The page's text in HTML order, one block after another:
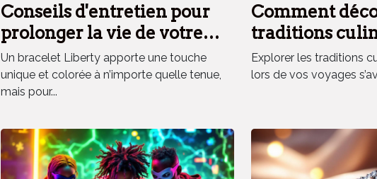
Conseils d'entretien pour
prolonger la vie de votre
bracelet Liberty
Un bracelet Liberty apporte une touche
unique et colorée à n’importe quelle tenue,
mais pour...
Comment
traditions
françaises lors
voyages ?
Explorer les traditions
lors de vos voyages